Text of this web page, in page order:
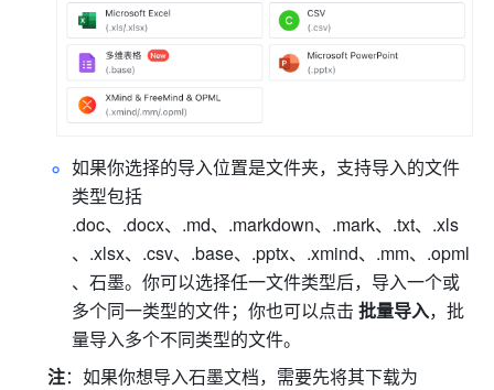
如果你选择的导入位置是文件夹，支持导入的文件
类型包括
.doc、.docx、.md、.markdown、.mark、.txt、.xls
、.xlsx、.csv、.base、.pptx、.xmind、.mm、.opml
、石墨。你可以选择任一文件类型后，导入一个或
多个同一类型的文件；你也可以点击 批量导入，批
量导入多个不同类型的文件。
注：如果你想导入石墨文档，需要先将其下载为